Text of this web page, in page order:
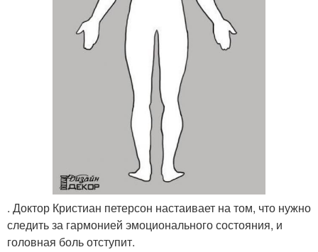
. Доктор Кристиан петерсон настаивает на том, что нужно
следить за гармонией эмоционального состояния, и
головная боль отступит.